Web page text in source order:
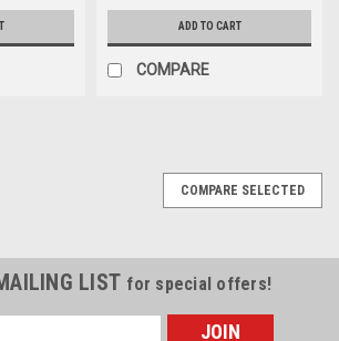
ADD TO CART
COMPARE
COMPARE SELECTED
LIST for special offers!